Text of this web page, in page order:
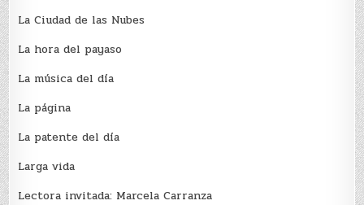
La Ciudad de las Nubes
La hora del payaso
La música del día
La página
La patente del día
Larga vida
Lectora invitada: Marcela Carranza